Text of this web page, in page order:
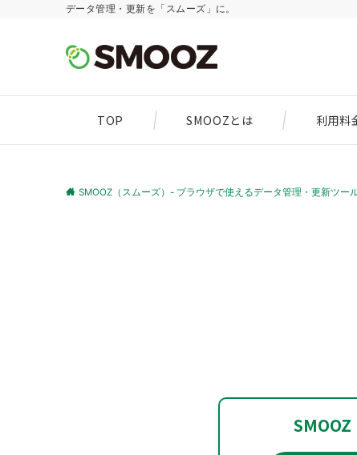
データ管理・更新を「スムーズ」に。
TOP SMOOZとは 利用料
SMOOZ（スムーズ）- ブラウザで使えるデータ管理・更新ツー
SMOOZ